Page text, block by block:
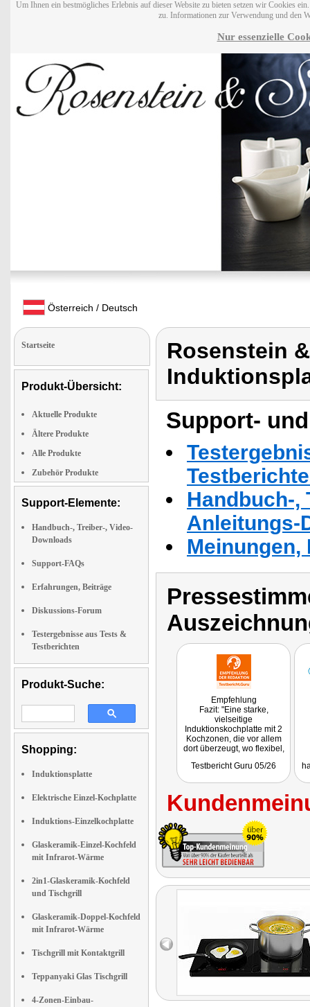
Um Ihnen ein bestmögliches Erlebnis auf dieser Website zu bieten setzen wir Cookies
zu. Informationen zur Verwendung und den
Nur essenzielle
Österreich / Deutsch
Startseite
Produkt-Übersicht:
Aktuelle Produkte
Ältere Produkte
Alle Produkte
Zubehör Produkte
Support-Elemente:
Handbuch-, Treiber-, Video-
Downloads
Support-FAQs
Erfahrungen, Beiträge
Diskussions-Forum
Testergebnisse aus Tests &
Testberichten
Produkt-Suche:
Shopping:
Induktionsplatte
Elektrische Einzel-Kochplatte
Induktions-Einzelkochplatte
Glaskeramik-Einzel-Kochfeld
mit Infrarot-Wärme
2in1-Glaskeramik-Kochfeld
und Tischgrill
Glaskeramik-Doppel-Kochfeld
mit Infrarot-Wärme
Tischgrill mit Kontaktgrill
Teppanyaki Glas Tischgrill
4-Zonen-Einbau-
Rosenstein
Support-
Handbuch-,
Anleitungs-
Empfehlung
Fazit: "Eine starke,
vielseitige
Induktionskochplatte mit 2
Kochzonen, die vor allem
dort überzeugt, wo flexibel,
gekocht werden soll."
Testbericht Guru 05/26